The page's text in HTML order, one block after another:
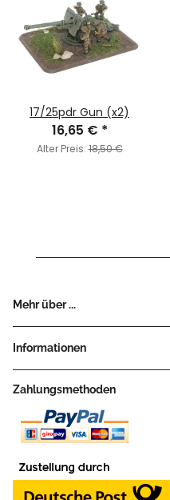
17/25pdr Gun (x2)
16,65 € *
Alter Preis:18,50 €
Mehr über ...
Informationen
Zahlungsmethoden